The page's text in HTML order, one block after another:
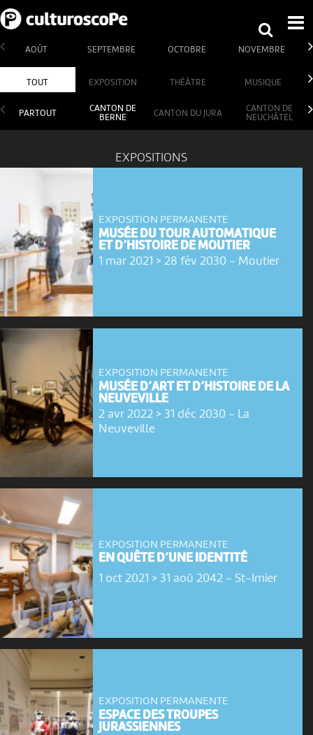
AOÛT SEPTEMBRE OCTOBRE NOVEMBRE
TOUT EXPOSITION THÉÂTRE MUSIQUE
PARTOUT
CANTON DE
BERNE
CANTON DU JURA
CANTON DE
NEUCHÂTEL
EXPOSITIONS
EXPOSITION PERMANENTE
MUSÉE DU TOUR AUTOMATIQUE
ET D’HISTOIRE DE MOUTIER
1 mar 2021 > 28 fév 2030- Moutier
EXPOSITION PERMANENTE
MUSÉE D’ART ET D’HISTOIRE DE LA
NEUVEVILLE
2 avr 2022 > 31 déc 2030- La
Neuveville
EXPOSITION PERMANENTE
EN QUÊTE D’UNE IDENTITÉ
1 oct 2021 > 31 aoû 2042- St-Imier
EXPOSITION PERMANENTE
ESPACE DES TROUPES
JURASSIENNES